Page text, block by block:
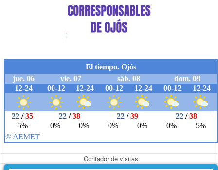
Contador de visitas